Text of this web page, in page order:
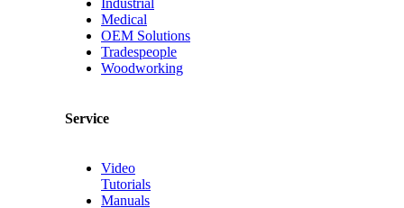
Industrial
Medical
OEM Solutions
Tradespeople
Woodworking
Service
Video
Tutorials
Manuals